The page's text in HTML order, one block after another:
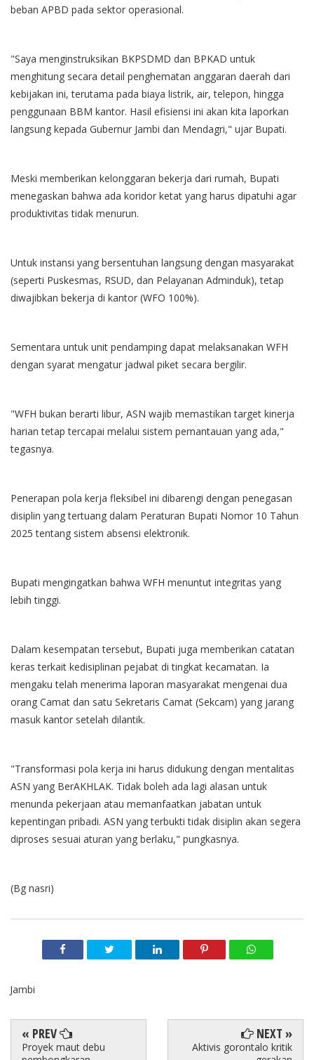
beban APBD pada sektor operasional.
"Saya menginstruksikan BKPSDMD dan BPKAD untuk
menghitung secara detail penghematan anggaran daerah dari
kebijakan ini, terutama pada biaya listrik, air, telepon, hingga
penggunaan BBM kantor. Hasil efisiensi ini akan kita laporkan
langsung kepada Gubernur Jambi dan Mendagri," ujar Bupati.
Meski memberikan kelonggaran bekerja dari rumah, Bupati
menegaskan bahwa ada koridor ketat yang harus dipatuhi agar
produktivitas tidak menurun.
Untuk instansi yang bersentuhan langsung dengan masyarakat
(seperti Puskesmas, RSUD, dan Pelayanan Adminduk), tetap
diwajibkan bekerja di kantor (WFO 100%).
Sementara untuk unit pendamping dapat melaksanakan WFH
dengan syarat mengatur jadwal piket secara bergilir.
"WFH bukan berarti libur, ASN wajib memastikan target kinerja
harian tetap tercapai melalui sistem pemantauan yang ada,"
tegasnya.
Penerapan pola kerja fleksibel ini dibarengi dengan penegasan
disiplin yang tertuang dalam Peraturan Bupati Nomor 10 Tahun
2025 tentang sistem absensi elektronik.
Bupati mengingatkan bahwa WFH menuntut integritas yang
lebih tinggi.
Dalam kesempatan tersebut, Bupati juga memberikan catatan
keras terkait kedisiplinan pejabat di tingkat kecamatan. Ia
mengaku telah menerima laporan masyarakat mengenai dua
orang Camat dan satu Sekretaris Camat (Sekcam) yang jarang
masuk kantor setelah dilantik.
"Transformasi pola kerja ini harus didukung dengan mentalitas
ASN yang BerAKHLAK. Tidak boleh ada lagi alasan untuk
menunda pekerjaan atau memanfaatkan jabatan untuk
kepentingan pribadi. ASN yang terbukti tidak disiplin akan segera
diproses sesuai aturan yang berlaku," pungkasnya.
(Bg nasri)
Jambi
« PREV
Proyek maut debu
NEXT »
Aktivis gorontalo kritik